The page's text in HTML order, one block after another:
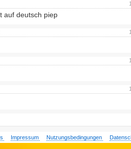
auf deutsch piep
Impressum Nutzungsbedingungen